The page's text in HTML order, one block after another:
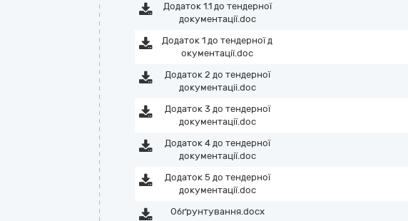
Додаток 1.1 до тендерної
документації.doc
Додаток 1 до тендерної д
окументації.doc
Додаток 2 до тендерної
документацii.doc
Додаток 3 до тендерної
документації.doc
Додаток 4 до тендерної
документації.doc
Додаток 5 до тендерної
документації.doc
Обґрунтування.docx